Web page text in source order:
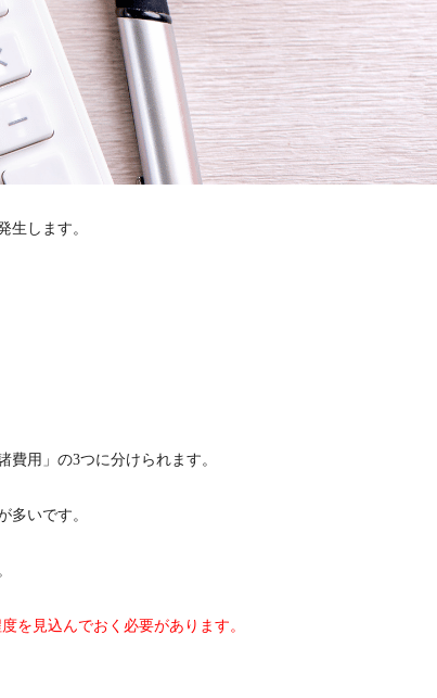
生します。
用」の3つに分けられます。
多いです。
を見込んでおく必要があります。